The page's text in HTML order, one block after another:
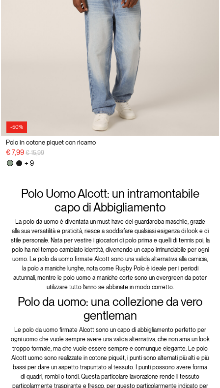
-50%
Polo in cotone piquet con ricamo
€ 7,99 Price reduced from
€ 15,99to
+ 9
Polo Uomo Alcott: un intramontabile
capo di Abbigliamento
La polo da uomo è diventata un must have del guardaroba maschile, grazie
alla sua versatilità e praticità, riesce a soddisfare qualsiasi esigenza di look e di
stile personale. Nata per vestire i giocatori di polo prima e quelli di tennis poi, la
polo ha nel tempo cambiato identità, divenendo un capo irrinunciabile per ogni
uomo. Le polo da uomo firmate Alcott sono una valida alternativa alla camicia,
la polo a maniche lunghe, nota come Rugby Polo è ideale per i periodi
autunnali, mentre le polo uomo a maniche corte sono un evergreen da poter
utilizzare tutto l’anno se abbinate in modo corretto.
Polo da uomo: una collezione da vero
gentleman
Le polo da uomo firmate Alcott sono un capo di abbigliamento perfetto per
ogni uomo che vuole sempre avere una valida alternativa, che non ama un look
troppo formale, ma che vuole essere sempre e comunque elegante. Le polo
Alcott uomo sono realizzate in cotone piquét, i punti sono alternati più alti e più
bassi per dare un aspetto trapuntato al tessuto. I punti possono avere forma
di quadri, rombi o tondi. Questa particolare lavorazione rende il tessuto
particolarmente traspirante e fresco, per questo particolarmente indicato per